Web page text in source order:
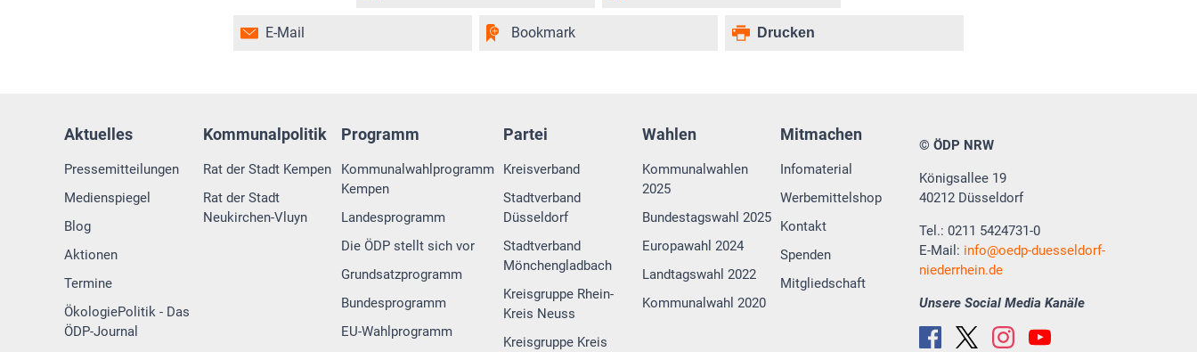
E-Mail Bookmark Drucken
Aktuelles
Pressemitteilungen
Medienspiegel
Blog
Aktionen
Termine
ÖkologiePolitik - Das
ÖDP-Journal
Kommunalpolitik
Rat der Stadt Kempen
Rat der Stadt
Neukirchen-Vluyn
Programm
Kommunalwahlprogramm
Kempen
Landesprogramm
Die ÖDP stellt sich vor
Grundsatzprogramm
Bundesprogramm
EU-Wahlprogramm
Partei
Kreisverband
Stadtverband
Düsseldorf
Stadtverband
Mönchengladbach
Kreisgruppe Rhein-
Kreis Neuss
Kreisgruppe Kreis
Wahlen
Kommunalwahlen
2025
Bundestagswahl 2025
Europawahl 2024
Landtagswahl 2022
Kommunalwahl 2020
Mitmachen
Infomaterial
Werbemittelshop
Kontakt
Spenden
Mitgliedschaft
© ÖDP NRW
Königsallee 19
40212 Düsseldorf
Tel.: 0211 5424731-0
E-Mail: info
oedp-duesseldorf-
niederrhein.de
Unsere Social Media Kanäle